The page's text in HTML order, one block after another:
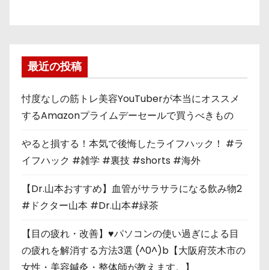
最近の投稿
忖度なしの筋トレ美容YouTuberが本当にオススメ
するAmazonプライムデーセールで買うべきもの
やると損する！本気で後悔したライフハック！ #ラ
イフハック #雑学 #裏技 #shorts #海外
【Dr.山本おすすめ】血管がサラサラになる飲み物2
#ドクター山本 #Dr.山本#緑茶
【目の疲れ・改善】♥パソコンの使い過ぎによる目
の疲れを解消する方法3選 (^0^)b【大阪府茨木市の